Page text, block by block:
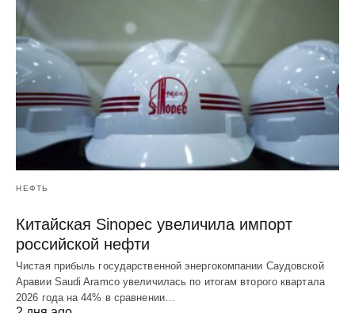
НЕФТЬ
Китайская Sinopec увеличила импорт
российской нефти
Чистая прибыль государственной энергокомпании Саудовской
Аравии Saudi Aramco увеличилась по итогам второго квартала
2026 года на 44% в сравнении…